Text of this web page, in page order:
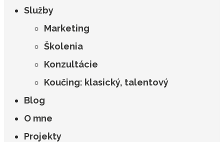
Služby
Marketing
Školenia
Konzultácie
Koučing: klasický, talentový
Blog
O mne
Projekty